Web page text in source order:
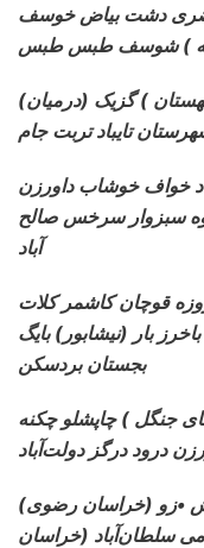
خضری دشت بیاض خوسف
) شوسف طبس طبس
) گزیک (درمیان)
تایباد تربت جام
خواف خوشاب داورزن
سبزوار سرخس صالح
آباد
قوچان کاشمر کلات
بار (نیشابور) بایگ
بجستان بردسکن
جنگل ) چاپشلو چکنه
درود درگز دولت‌آباد
•زو
سلطان‌آباد (خراسان